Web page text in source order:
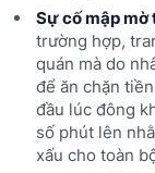
Sự cố mập mờ
trường hợp,
quán mà do
để ăn chặn
đầu lúc đông
số phút lên
xấu cho toàn